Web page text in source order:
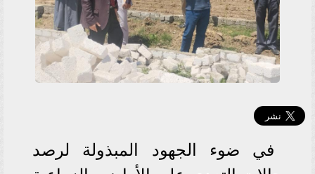
في ضوء الجهود المبذولة لرصد